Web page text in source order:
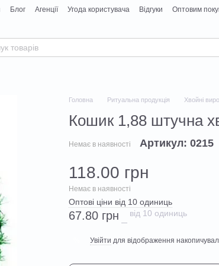
Блог Агенції Угода користувача Відгуки Оптовим
Головна Ритуальна продукція Хвойні
Кошик 1,88 штучна
Немає в наявності Артикул: 0215
118.00 грн
Немає в наявності
Оптові ціни від 10 одиниць
67.80 грн від 10 одиниць
Увійти для відображення